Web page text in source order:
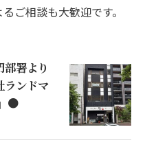
ご相談も大歓迎です。
署より
ランドマ
●